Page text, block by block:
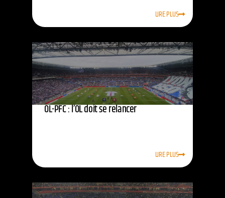
LIRE PLUS
OL-PFC : l’OL doit se relancer
LIRE PLUS